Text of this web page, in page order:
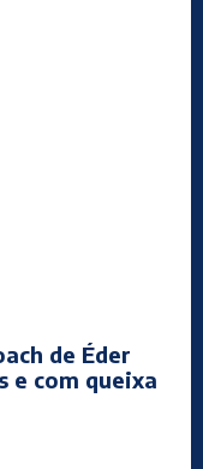
de Éder
e com queixa